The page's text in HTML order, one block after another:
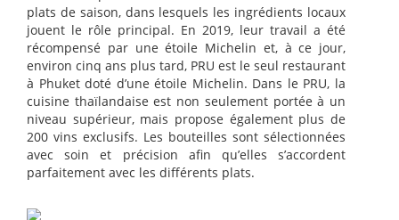
plats de saison, dans lesquels les ingrédients locaux
jouent le rôle principal. En 2019, leur travail a été
récompensé par une étoile Michelin et, à ce jour,
environ cinq ans plus tard, PRU est le seul restaurant
à Phuket doté d’une étoile Michelin. Dans le PRU, la
cuisine thaïlandaise est non seulement portée à un
niveau supérieur, mais propose également plus de
200 vins exclusifs. Les bouteilles sont sélectionnées
avec soin et précision afin qu’elles s’accordent
parfaitement avec les différents plats.